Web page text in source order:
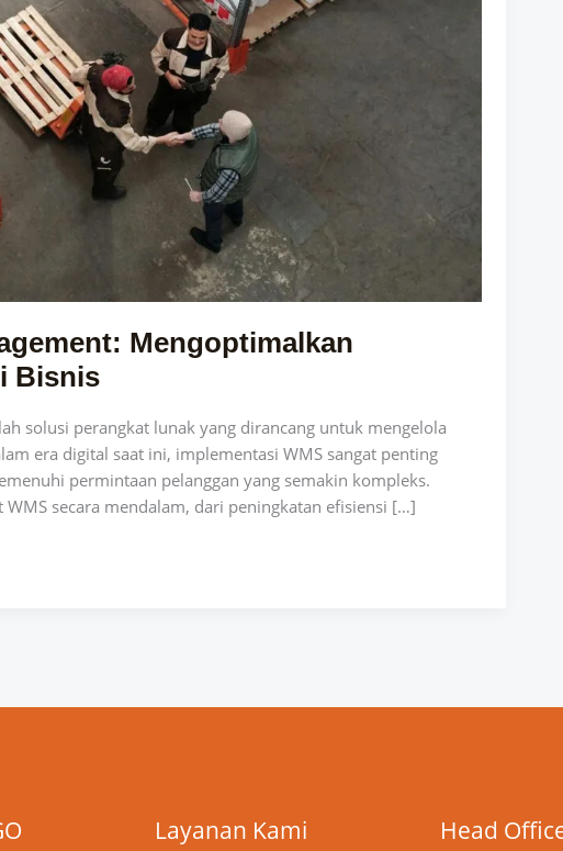
Mengoptimalkan
Bisnis
solusi perangkat lunak yang dirancang untuk mengelola
era digital saat ini, implementasi WMS sangat penting
permintaan pelanggan yang semakin kompleks.
secara mendalam, dari peningkatan efisiensi […]
Layanan Kami Head